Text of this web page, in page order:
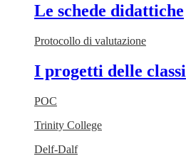
Le schede didattiche
Protocollo di valutazione
I progetti delle classi
POC
Trinity College
Delf-Dalf